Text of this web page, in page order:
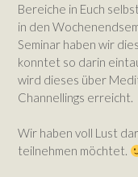
Bereiche in Euch
in den
Seminar haben wir
konntet so darin
wird dieses über
Channellings erreicht.
Wir haben voll Lust
teilnehmen möchtet.